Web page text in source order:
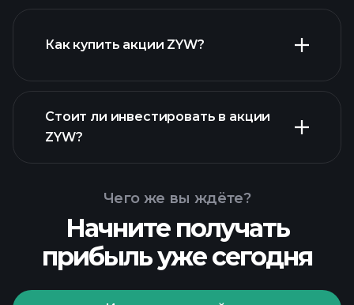
финансовых отчетах ZYW
Как купить акции ZYW?
Playtrade
Tournaments
Стоит ли инвестировать в акции
ZYW?
Чего же вы ждёте?
Начните получать
прибыль уже сегодня